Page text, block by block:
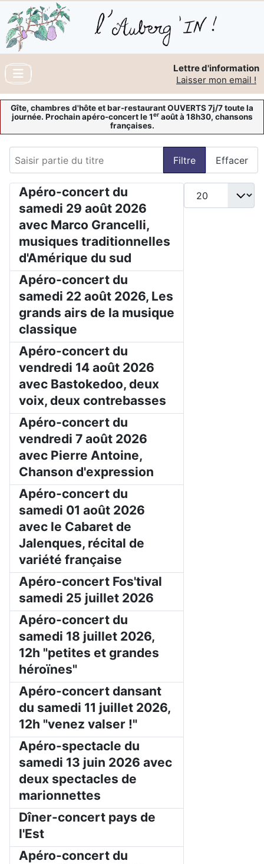
Lettre d'information
Laisser mon email !
Gîte, chambres d'hôte et bar-restaurant OUVERTS 7j/7 toute la
journée. Prochain apéro-concert le 1eraoût à 18h30, chansons
françaises.
Filtre Effacer
Affichage #
Apéro-concert du
samedi 29 août 2026
avec Marco Grancelli,
musiques traditionnelles
d'Amérique du sud
Apéro-concert du
samedi 22 août 2026, Les
grands airs de la musique
classique
Apéro-concert du
vendredi 14 août 2026
avec Bastokedoo, deux
voix, deux contrebasses
Apéro-concert du
vendredi 7 août 2026
avec Pierre Antoine,
Chanson d'expression
Apéro-concert du
samedi 01 août 2026
avec le Cabaret de
Jalenques, récital de
variété française
Apéro-concert Fos'tival
samedi 25 juillet 2026
Apéro-concert du
samedi 18 juillet 2026,
12h "petites et grandes
héroïnes"
Apéro-concert dansant
du samedi 11 juillet 2026,
12h "venez valser !"
Apéro-spectacle du
samedi 13 juin 2026 avec
deux spectacles de
marionnettes
Dîner-concert pays de
l'Est
Apéro-concert du